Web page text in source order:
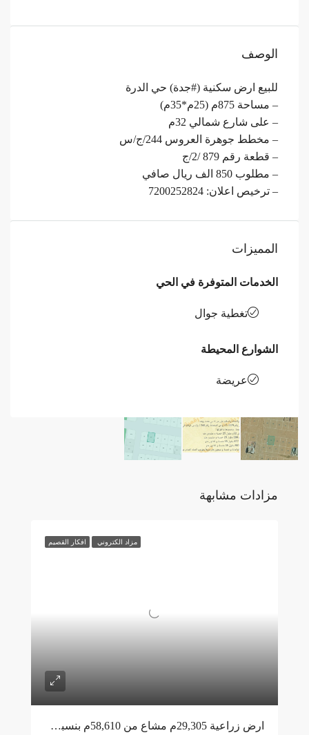
الوصف
للبيع ارض سكنية (#جدة) حي الدرة
– مساحة 875م (25م*35م)
– على شارع شمالي 32م
– مخطط جوهرة العروس 244/ج/س
– قطعة رقم 879 /2/ج
– مطلوب 850 الف ريال صافي
– ترخيص اعلان: 7200252824
المميزات
الخدمات المتوفرة في الحي
تغطية جوال
الشوارع المحيطة
عريضة
مزادات مشابهة
مزاد الكتروني افكار القصيم
ارض زراعية 29,305م مشاع من 58,610م بنسبة 50% شرق عنيزة